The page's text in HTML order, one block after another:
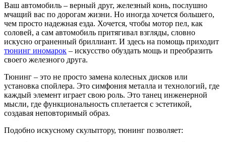
Ваш автомобиль – верный друг, железный конь, послушно
мчащий вас по дорогам жизни. Но иногда хочется большего,
чем просто надежная езда. Хочется, чтобы мотор пел, как
соловей, а сам автомобиль притягивал взгляды, словно
искусно ограненный бриллиант. И здесь на помощь приходит
тюнинг иномарок – искусство обуздать мощь и преобразить
своего железного друга.
Тюнинг – это не просто замена колесных дисков или
установка спойлера. Это симфония металла и технологий, где
каждый элемент играет свою роль. Это танец инженерной
мысли, где функциональность сплетается с эстетикой,
создавая неповторимый образ.
Подобно искусному скульптору, тюнинг позволяет: